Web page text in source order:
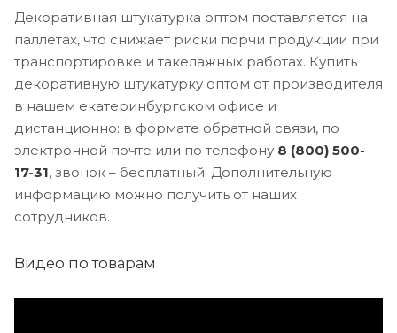
Декоративная штукатурка оптом поставляется на
паллетах, что снижает риски порчи продукции при
транспортировке и такелажных работах. Купить
декоративную штукатурку оптом от производителя
в нашем екатеринбургском офисе и
дистанционно: в формате обратной связи, по
электронной почте или по телефону 8 (800) 500-
17-31, звонок – бесплатный. Дополнительную
информацию можно получить от наших
сотрудников.
Видео по товарам